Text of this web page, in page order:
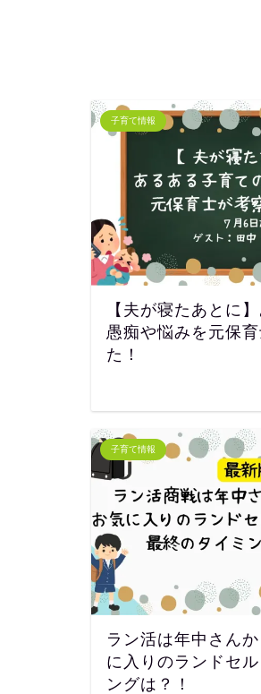
子育て情報
【夫が寝たあとに
愚痴や悩みを元保
た！
子育て情報
ラン活は年中さん
に入りのランドセ
ングは？！